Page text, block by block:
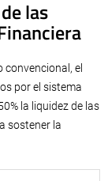
las
convencional, el
por el sistema
la liquidez de las
sostener la